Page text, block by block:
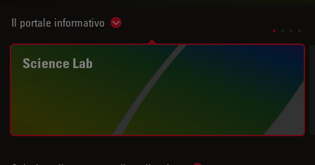
Il portale informativo Show subnavigation
Science Lab